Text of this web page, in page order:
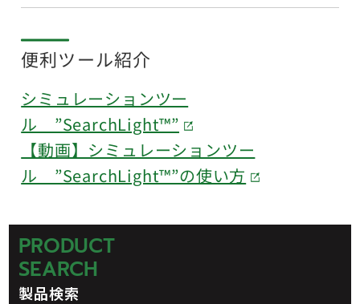
便利ツール紹介
シミュレーションツー
ル ”SearchLight™”
【動画】シミュレーションツー
ル ”SearchLight™”の使い方
PRODUCT
SEARCH
製品検索